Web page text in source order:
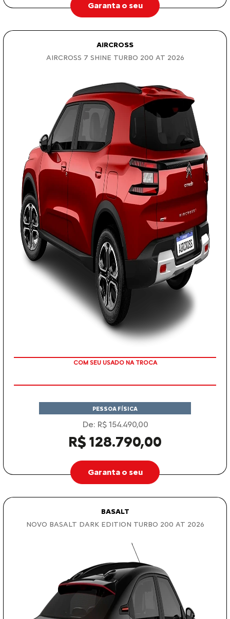
Garanta o seu
AIRCROSS
AIRCROSS 7 SHINE TURBO 200 AT 2026
TAXA ZERO
PESSOA FÍSICA
De: R$ 154.490,00
R$ 128.790,00
Garanta o seu
BASALT
NOVO BASALT DARK EDITION TURBO 200 AT 2026